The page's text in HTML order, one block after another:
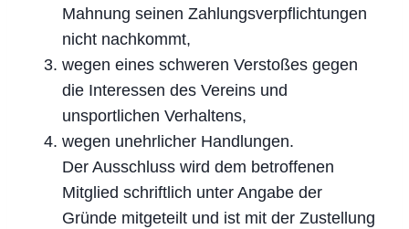
Mahnung seinen Zahlungsverpflichtungen
nicht nachkommt,
wegen eines schweren Verstoßes gegen
die Interessen des Vereins und
unsportlichen Verhaltens,
wegen unehrlicher Handlungen.
Der Ausschluss wird dem betroffenen
Mitglied schriftlich unter Angabe der
Gründe mitgeteilt und ist mit der Zustellung